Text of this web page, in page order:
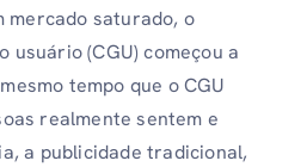
mercado saturado, o
usuário (CGU) começou a
tempo que o CGU
realmente sentem e
a publicidade tradicional,